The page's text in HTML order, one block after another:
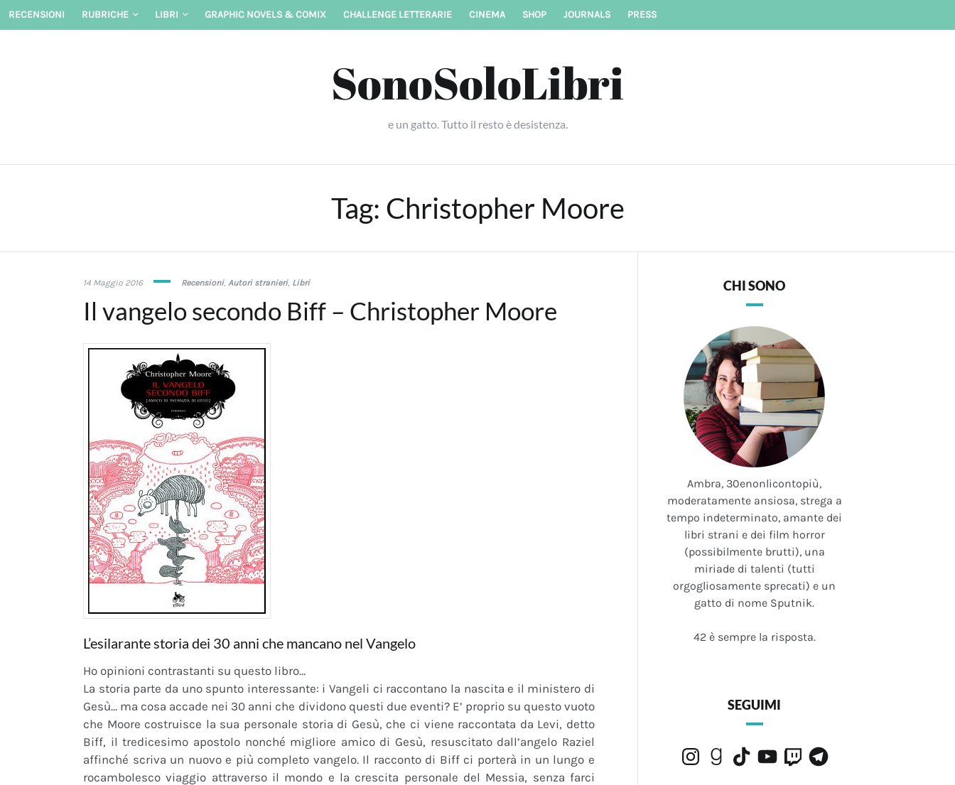
Skip
RECENSIONI RUBRICHE LIBRI GRAPHIC NOVELS & COMIX CHALLENGE LETTERARIE CINEMA SHOP JOURNALS PRESS
SonoSoloLibri
e un gatto. Tutto il resto è desistenza.
Tag: Christopher Moore
14 Maggio 201628
Recensioni, Autori stranieri, Libri
Il vangelo secondo Biff – Christopher Moore
L’esilarante storia dei 30 anni che mancano nel Vangelo
Ho opinioni contrastanti su questo libro…
La storia parte da uno spunto interessante: i Vangeli ci raccontano la nascita e il ministero di
Gesù… ma cosa accade nei 30 anni che dividono questi due eventi? E’ proprio su questo vuoto
che Moore costruisce la sua personale storia di Gesù, che ci viene raccontata da Levi, detto
Biff, il tredicesimo apostolo nonché migliore amico di Gesù, resuscitato dall’angelo Raziel
affinché scriva un nuovo e più completo vangelo. Il racconto di Biff ci porterà in un lungo e
rocambolesco viaggio attraverso il mondo e la crescita personale del Messia, senza farci
CHI SONO
Ambra, 30enonlicontopiù,
moderatamente ansiosa, strega a
tempo indeterminato, amante dei
libri strani e dei film horror
(possibilmente brutti), una
miriade di talenti (tutti
orgogliosamente sprecati) e un
gatto di nome Sputnik.
42 è sempre la risposta.
SEGUIMI
InstagramGoodreads
TikTokYouTubeTwitchTelegram